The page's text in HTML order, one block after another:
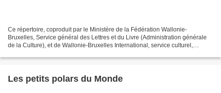
Ce répertoire, coproduit par le Ministère de la Fédération Wallonie-
Bruxelles, Service général des Lettres et du Livre (Administration générale
de la Culture), et de Wallonie-Bruxelles International, service culturel,
Les petits polars du Monde